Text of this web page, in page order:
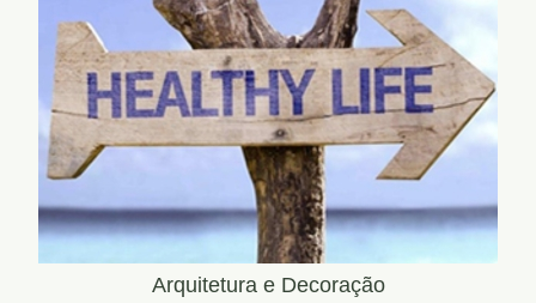
Arquitetura e Decoração